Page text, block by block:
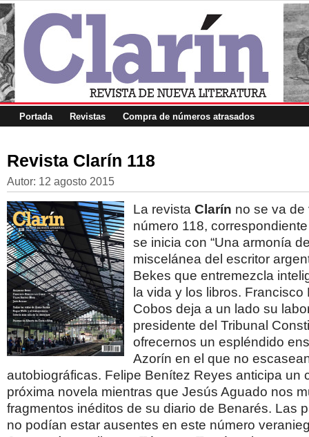
Portada Revistas Compra de números atrasados
Revista Clarín 118
Autor: 12 agosto 2015
La revista Clarín no se va
número 118,
se inicia con “Una armonía
miscelánea del escritor
Bekes que entremezcla
la vida y los libros. Francisco
Cobos deja a un lado su
presidente del Tribunal
ofrecernos un espléndido
Azorín en el que no
autobiográficas. Felipe Benítez Reyes anticipa un
próxima novela mientras que Jesús Aguado nos
fragmentos inéditos de su diario de Benarés. Las
no podían estar ausentes en este número